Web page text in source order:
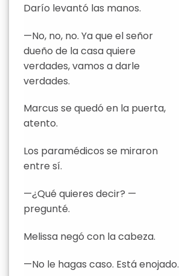
Darío levantó las manos.
—No, no, no. Ya que el señor
dueño de la casa quiere
verdades, vamos a darle
verdades.
Marcus se quedó en la puerta,
atento.
Los paramédicos se miraron
entre sí.
—¿Qué quieres decir? —
pregunté.
Melissa negó con la cabeza.
—No le hagas caso. Está enojado.